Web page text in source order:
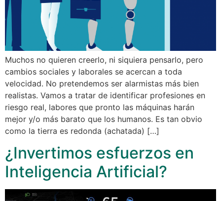
Muchos no quieren creerlo, ni siquiera pensarlo, pero
cambios sociales y laborales se acercan a toda
velocidad. No pretendemos ser alarmistas más bien
realistas. Vamos a tratar de identificar profesiones en
riesgo real, labores que pronto las máquinas harán
mejor y/o más barato que los humanos. Es tan obvio
como la tierra es redonda (achatada) […]
¿Invertimos esfuerzos en
Inteligencia Artificial?